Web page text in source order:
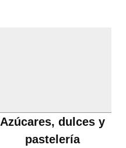
Azúcares, dulces y
pastelería